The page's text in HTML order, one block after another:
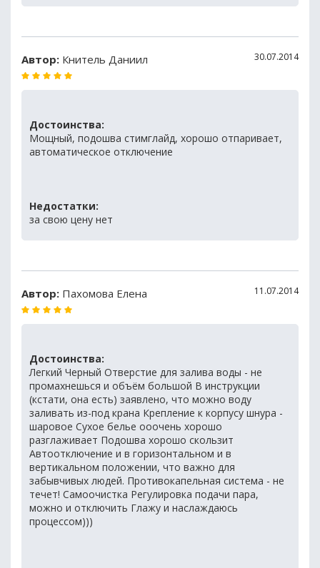
Автор: Книтель Даниил 30.07.2014
Достоинства:
Мощный, подошва стимглайд, хорошо отпаривает,
автоматическое отключение
Недостатки:
за свою цену нет
Автор: Пахомова Елена 11.07.2014
Достоинства:
Легкий Черный Отверстие для залива воды - не
промахнешься и объём большой В инструкции
(кстати, она есть) заявлено, что можно воду
заливать из-под крана Крепление к корпусу шнура -
шаровое Сухое белье ооочень хорошо
разглаживает Подошва хорошо скользит
Автоотключение и в горизонтальном и в
вертикальном положении, что важно для
забывчивых людей. Противокапельная система - не
течет! Самоочистка Регулировка подачи пара,
можно и отключить Глажу и наслаждаюсь
процессом)))